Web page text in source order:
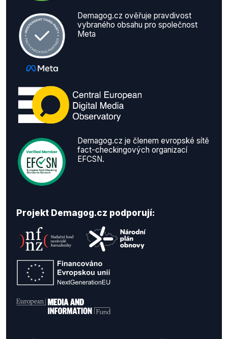
Demagog.cz ověřuje pravdivost
vybraného obsahu pro společnost
Meta
Demagog.cz je členem evropské sítě
fact-checkingových organizací
EFCSN.
Projekt Demagog.cz podporují: